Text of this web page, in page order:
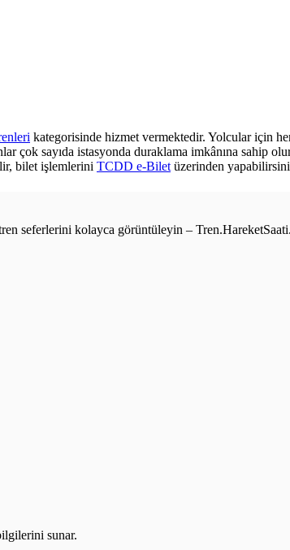
kategorisinde hizmet vermektedir. Yolcular için
sayıda istasyonda duraklama imkânına sahip
bilet işlemlerini TCDD e-Bilet üzerinden
seferlerini kolayca görüntüleyin –
sunar.